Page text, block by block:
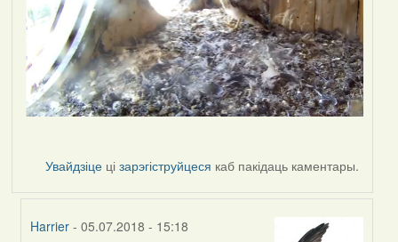
Увайдзіце цізарэгіструйцеся каб пакідаць каментары.
Harrier - 05.07.2018 - 15:18